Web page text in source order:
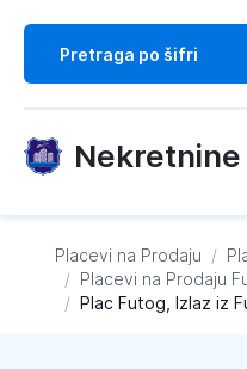
Nekretnine
Placevi na Prodaju /
/ Placevi na Prodaju
/ Plac Futog, Izlaz iz